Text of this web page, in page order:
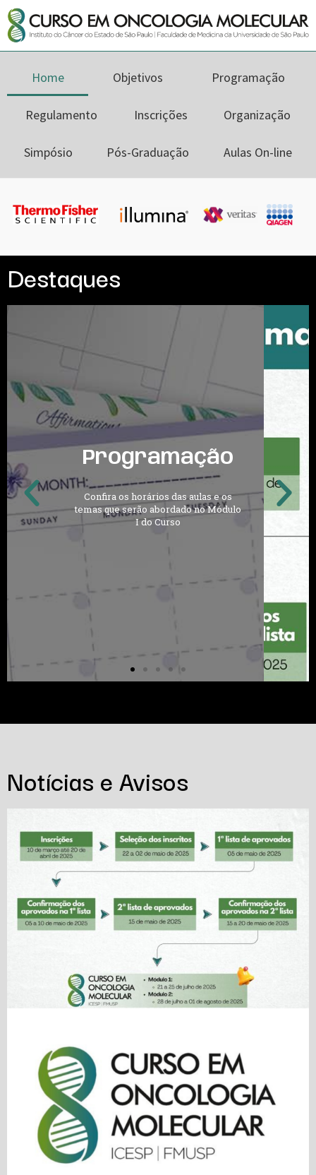
Home Objetivos Programação
Regulamento Inscrições Organização
Simpósio Pós-Graduação Aulas On-line
Destaques
Notícias e Avisos